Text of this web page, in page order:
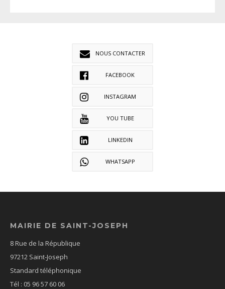
NOUS CONTACTER
FACEBOOK
INSTAGRAM
YOU TUBE
LINKEDIN
WHATSAPP
MAIRIE DE SAINT-JOSEPH
8 Rue de la République
97212 Saint-Joseph
Standard téléphonique
Tél : 05 96 57 60 06